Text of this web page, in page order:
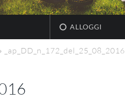
ALLOGGI
_ap_DD_n_172_del_25_08_2016